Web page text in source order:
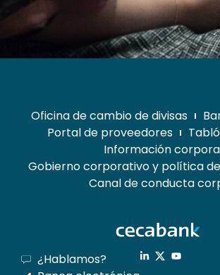
Oficina de cambio de divisas
Portal de proveedores
Información
Gobierno corporativo y política
Canal de conducta
¿Hablamos?